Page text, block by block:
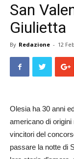
San
Giulietta
By Redazione - 12
Olesia ha 30 anni
americano di
vincitori del
passare la notte di